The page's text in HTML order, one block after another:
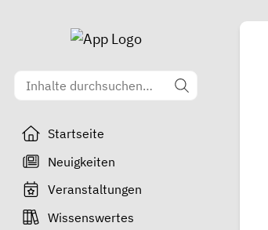
Startseite
Neuigkeiten
Veranstaltungen
Wissenswertes